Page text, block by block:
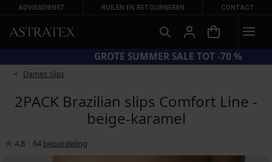
ADVIESDIENST RUILEN EN RETOURNEREN CONTACT
CODE BRA20 = BH'S -20%
Dames slips
2PACK Brazilian slips Comfort Line -
beige-karamel
4,8 64 beoordeling